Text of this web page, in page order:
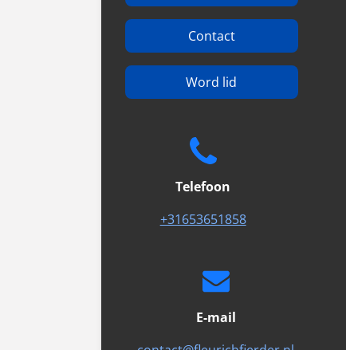
Contact
Word lid
Telefoon
+31653651858
E-mail